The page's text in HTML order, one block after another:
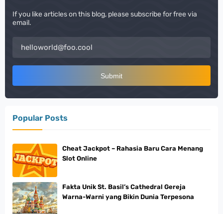
If you like articles on this blog, please subscribe for free via
email.
Popular Posts
Cheat Jackpot – Rahasia Baru Cara Menang
Slot Online
Fakta Unik St. Basil’s Cathedral Gereja
Warna-Warni yang Bikin Dunia Terpesona